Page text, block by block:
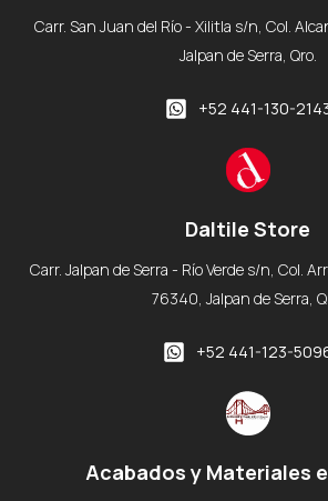
Carr. San Juan del Río - Xilitla s/n, Col.
Jalpan de Serra, Qro.
+52 441-130-
Daltile Store
Carr. Jalpan de Serra - Río Verde s/n, Col.
76340, Jalpan de Serra,
+52 441-123-
Acabados y Materiales